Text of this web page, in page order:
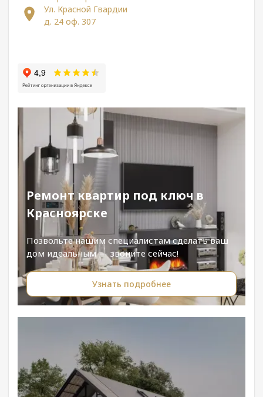
Ул. Красной Гвардии
д. 24 оф. 307
Ремонт квартир под ключ в
Красноярске
Позвольте нашим специалистам сделать ваш
дом идеальным — звоните сейчас!
Узнать подробнее